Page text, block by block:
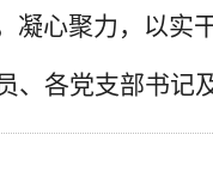
凝心聚力，以实
、各党支部书记